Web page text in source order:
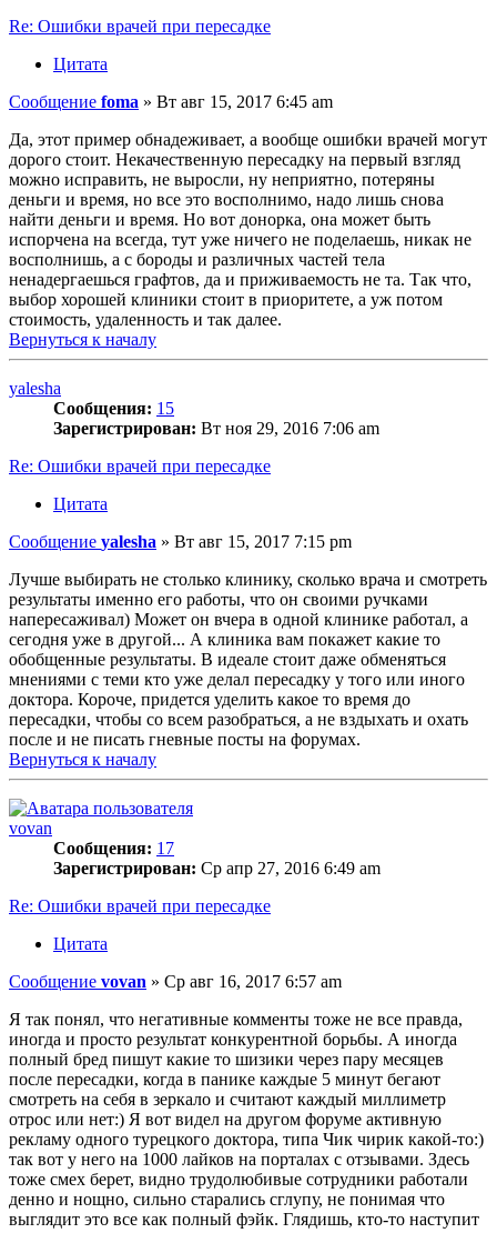
Re: Ошибки врачей при пересадке
Цитата
Сообщение foma » Вт авг 15, 2017 6:45 am
Да, этот пример обнадеживает, а вообще ошибки врачей могут
дорого стоит. Некачественную пересадку на первый взгляд
можно исправить, не выросли, ну неприятно, потеряны
деньги и время, но все это восполнимо, надо лишь снова
найти деньги и время. Но вот донорка, она может быть
испорчена на всегда, тут уже ничего не поделаешь, никак не
восполнишь, а с бороды и различных частей тела
ненадергаешься графтов, да и приживаемость не та. Так что,
выбор хорошей клиники стоит в приоритете, а уж потом
стоимость, удаленность и так далее.
Вернуться к началу
yalesha
Сообщения: 15
Зарегистрирован: Вт ноя 29, 2016 7:06 am
Re: Ошибки врачей при пересадке
Цитата
Сообщение yalesha » Вт авг 15, 2017 7:15 pm
Лучше выбирать не столько клинику, сколько врача и смотреть
результаты именно его работы, что он своими ручками
напересаживал) Может он вчера в одной клинике работал, а
сегодня уже в другой... А клиника вам покажет какие то
обобщенные результаты. В идеале стоит даже обменяться
мнениями с теми кто уже делал пересадку у того или иного
доктора. Короче, придется уделить какое то время до
пересадки, чтобы со всем разобраться, а не вздыхать и охать
после и не писать гневные посты на форумах.
Вернуться к началу
vovan
Сообщения: 17
Зарегистрирован: Ср апр 27, 2016 6:49 am
Re: Ошибки врачей при пересадке
Цитата
Сообщение vovan » Ср авг 16, 2017 6:57 am
Я так понял, что негативные комменты тоже не все правда,
иногда и просто результат конкурентной борьбы. А иногда
полный бред пишут какие то шизики через пару месяцев
после пересадки, когда в панике каждые 5 минут бегают
смотреть на себя в зеркало и считают каждый миллиметр
отрос или нет:) Я вот видел на другом форуме активную
рекламу одного турецкого доктора, типа Чик чирик какой-то:)
так вот у него на 1000 лайков на порталах с отзывами. Здесь
тоже смех берет, видно трудолюбивые сотрудники работали
денно и нощно, сильно старались сглупу, не понимая что
выглядит это все как полный фэйк. Глядишь, кто-то наступит